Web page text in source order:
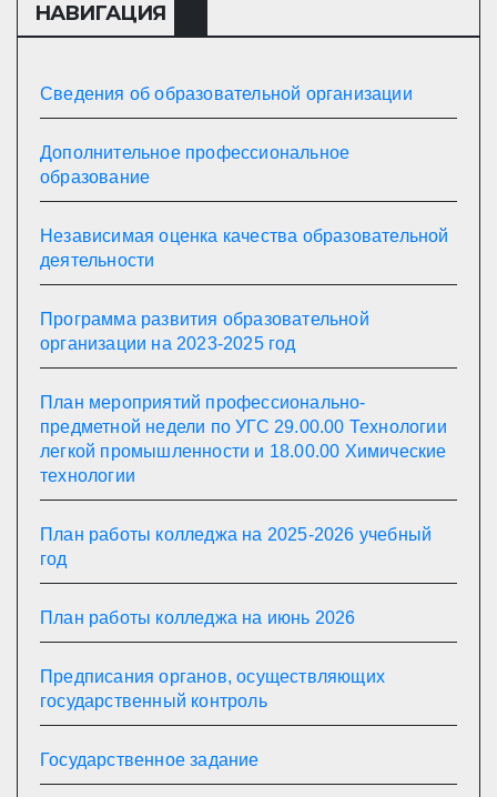
НАВИГАЦИЯ
Сведения об образовательной организации
Дополнительное профессиональное
образование
Независимая оценка качества образовательной
деятельности
Программа развития образовательной
организации на 2023-2025 год
План мероприятий профессионально-
предметной недели по УГС 29.00.00 Технологии
легкой промышленности и 18.00.00 Химические
технологии
План работы колледжа на 2025-2026 учебный
год
План работы колледжа на июнь 2026
Предписания органов, осуществляющих
государственный контроль
Государственное задание